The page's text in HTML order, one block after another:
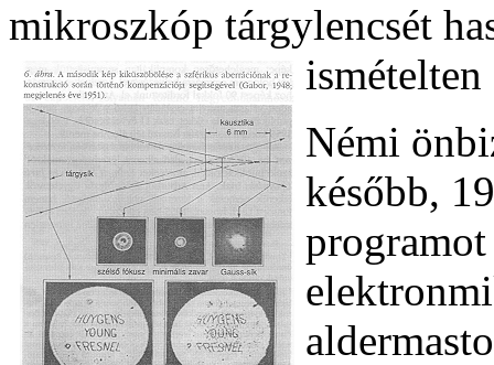
mikroszkóp tárgylencsét
Némi
később,